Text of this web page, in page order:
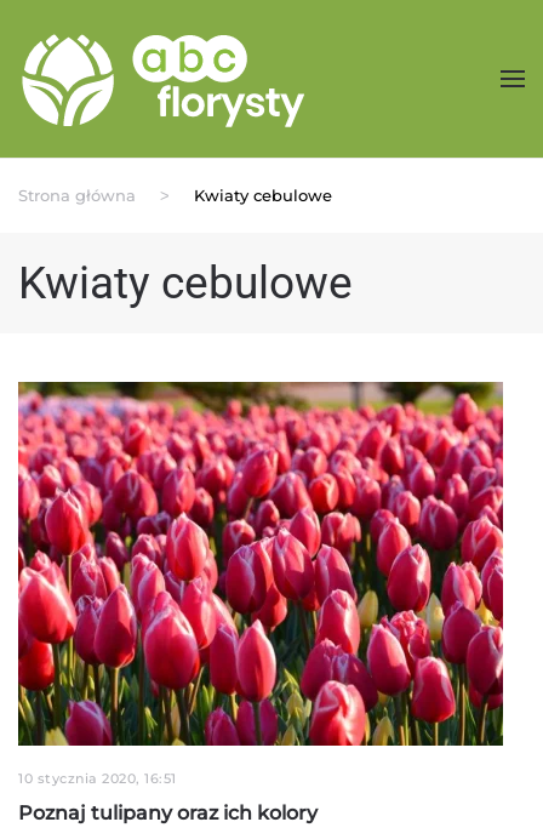
Przejdź do treści głównej
Strona główna Kwiaty cebulowe
Kwiaty cebulowe
10 stycznia 2020, 16:51
Poznaj tulipany oraz ich kolory